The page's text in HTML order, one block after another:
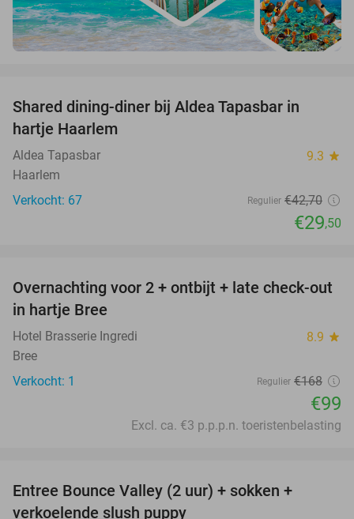
Shared dining-diner bij Aldea Tapasbar in
hartje Haarlem
Aldea Tapasbar 9.3 star
Haarlem
Verkocht: 67
Regulier €42,70
€29,50
41%
TODAY
Overnachting voor 2 + ontbijt + late check-out
in hartje Bree
Hotel Brasserie Ingredi 8.9 star
Bree
Verkocht: 1
Regulier €168
€99
Excl. ca. €3 p.p.p.n. toeristenbelasting
Entree Bounce Valley (2 uur) + sokken +
verkoelende slush puppy